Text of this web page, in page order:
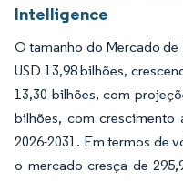
Intelligence
O tamanho do Mercado de
USD 13,98 bilhões,
13,30 bilhões, com
bilhões, com crescimento
2026-2031. Em termos de
o mercado cresça de